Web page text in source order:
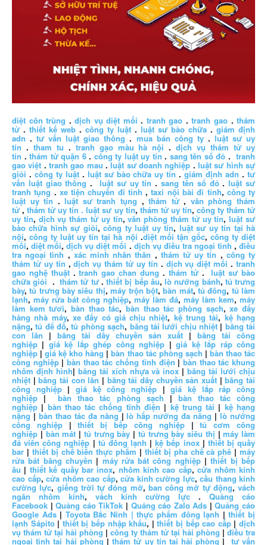
diệt côn trùng .dịch vụ diệt mối . tranh gao .tranh gao .thám
tử . thiết kế web . công ty luật . luật sư bào chữa . giám định
adn .tư vấn luật giao thông . mua bán công ty. luật sư uy
tín . tham tu . tranh gạo màu hà nội .dịch vụ thám tử uy
tín .thám tử quận 6. công ty luật uy tín . sang tên sổ đỏ .tranh
gao việt .tranh gao mau .luật sư doanh nghiệp .luật sư hình sự
giỏi . công ty luật. luật sư bào chữa uy tín .giám định adn .tư
vấn luật giao thông . luật sư uy tín .sang tên sổ đỏ.luật sư
tranh tụng . xe tiện chuyến đi tỉnh ,taxi nội bài đi tỉnh, công ty
luật uy tín .luật sư tranh tụng ,thám tử, văn phòng thám
tử ,thám tử uy tín . luật sư uy tín, thám tử uy tín, công ty thám tử
uy tín, dịch vụ thám tử uy tín,văn phòng thám tử uy tín,luật sư
bào chữa hình sự giỏi,công ty luật uy tín, luật sư uy tín tại hà
nội,công ty luật uy tín tại hà nội .diệt mối tận gốc, công ty diệt
mối,diệt mối,dịch vụ diệt mối . dịch vụ điều tra ngoại tình ,điều
tra ngoại tình , xác minh nhân thân , thám tử uy tín , công ty
thám tử uy tín ,dịch vụ thám tử uy tín . dịch vụ diệt mối .tranh
gao nghệ thuật.tranh gao chan dung . thám tử.luật sư bào
chữa giỏi .thám tử tư.thiết bị bếp âu,lò nướng bánh, tủ trưng
bày,tủ trưng bày siêu thị,máy trộn bột,bàn mát, tủ đông, tủ làm
lạnh, máy rửa bát công nghiệp, máy làm đá, máy làm kem, máy
làm kem tươi,bàn thao tác,bàn thao tác phòng sạch,xe đẩy
hàng nhà máy, xe đẩy có giá chịu nhiệt, kệ trung tải, kệ hạng
nặng,tủ để đồ,tủ phòng sạch, băng tải lưới chịu nhiệt| băng tải
con lăn | băng tải dây chuyền sản xuất | băng tải công
nghiệp | giá kệ lắp ghép công nghiệp |giá kệ lắp ráp công
nghiệp |giá kệ kho hàng |bàn thao tác phòng sạch | bàn thao tác
công nghiệp|bàn thao tác chống tĩnh điện | bàn thao tác khung
nhôm định hình| băng tải xích nhựa và inox |băng tải lưới chịu
nhiệt |băng tải con lăn | băng tải dây chuyền sản xuất |băng tải
công nghiệp|giá kệ công nghiệp |giá kệ lắp ráp công
nghiệp |bàn thao tác phòng sạch | bàn thao tác công
nghiệp | bàn thao tác chống tĩnh điện | kệ trung tải | kệ hạng
nặng | bàn thao tác đa năng |lò hấp nướng đa năng |lò nướng
công nghiệp|thiết bị bếp công nghiệp|tủ cơm công
nghiệp | bàn mát | tủ trưng bày | tủ trưng bày siêu thị |máy làm
đá viên công nghiệp | tủ đông lạnh |kệ bếp inox| thiết bị quầy
bar | thiết bị chế biến thực phẩm | thiết bị pha chế cà phê | máy
rửa bát băng chuyền | máy rửa bát công nghiệp|thiết bị bếp
âu | thiết kế quầy bar inox, nhôm kính cao cấp,cửa nhôm kính
cao cấp, cửa nhôm cao cấp, cửa kính cường lực, cầu thang kính
cường lực, giếng trời tự đóng mở, ban công mở tự động, vách
ngăn nhôm kính, vách kính cường lực . Quảng cáo
Facebook |Quảng cáo TikTok | Quảng cáo Zalo Ads |Quảng cáo
Google Ads| Toyota Bắc Ninh | thực phẩm đông lạnh |thiết bị
lạnh Sápito | thiết bị bếp nhập khẩu, |thiết bị bếp cao cấp|dịch
vụ thám tử tại hải phòng | công ty thám tử tại hải phòng | điều tra
ngoại tình tại hải phòng |thám tử uy tín tại hải phòng | tư vấn